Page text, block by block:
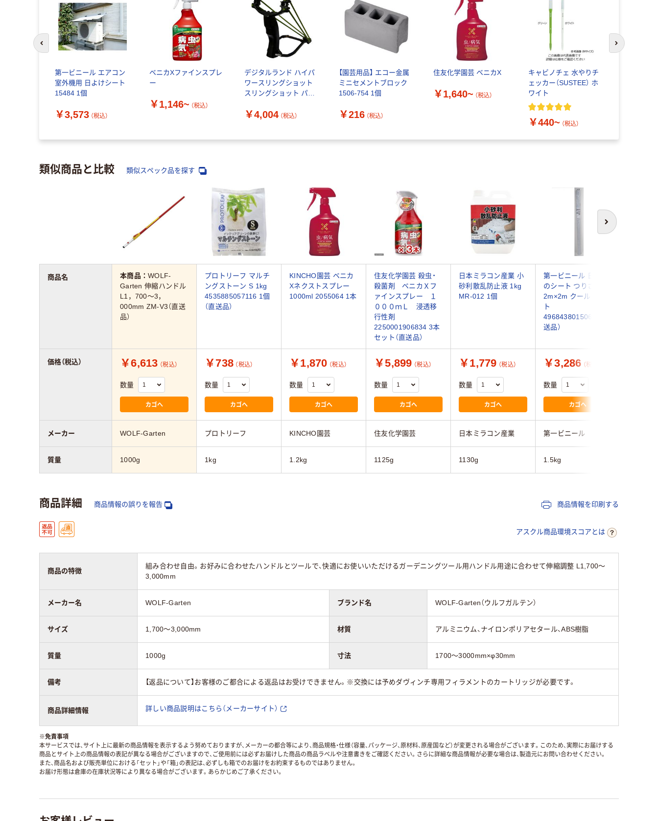
第一ビニール エアコン
室外機用 日よけシート
15484 1個
￥3,573 （税込）
ベニカXファインスプレ
ー
￥1,146~ （税込）
デジタルランド ハイパ
ワースリングショット
スリングショット パチ
対策 DL-80221 1個（直
￥4,004 （税込）
【園芸用品】 エコー金属
ミニセメントブロック
1506-754 1個
￥216 （税込）
住友化学園芸 ベニカX
￥1,640~ （税込）
キャビノチェ 水やりチ
ェッカー（SUSTEE） ホ
ワイト
￥440~ （税込）
前のスライドへ 次のスライド
類似商品と比較 類似スペック品を探す
次へ
本商品：WOLF-
Garten 伸縮ハンドル
L1，700～3，
000mm ZM-V3（直送
品）
プロトリーフ マルチ
ングストーン S 1kg
4535885057116 1個
（直送品）
KINCHO園芸 ベニカ
Xネクストスプレー
1000ml 2055064 1本
住友化学園芸 殺虫・
殺菌剤 ベニカＸフ
ァインスプレー １
０００ｍＬ 浸透移
行性剤
2250001906834 3本
セット（直送品）
日本ミラコン産業 小
砂利散乱防止液 1kg
MR-012 1個
第一ビニール 日よけ
のシート つりさげ
2m×2m クールホワイ
ト
4968438015064（直
送品）
￥6,613 （税込）
数量
カゴへ
￥738 （税込）
数量
カゴへ
￥1,870 （税込）
数量
カゴへ
￥5,899 （税込）
数量
カゴへ
￥1,779 （税込）
数量
カゴへ
￥3,286 （税込）
数量
カゴへ
WOLF-Garten プロトリーフ KINCHO園芸 住友化学園芸 日本ミラコン産業 第一ビニール
1000g 1kg 1.2kg 1125g 1130g 1.5kg
商品名
価格（税込）
メーカー
質量
商品詳細 商品情報の誤りを報告 商品情報を印刷する
アスクル商品環境スコアとは
商品の特徴
組み合わせ自由。お好みに合わせたハンドルとツールで、快適にお使いいただけるガーデニングツール用ハンドル用途に合わせて伸縮調整 L1,700～
3,000mm
メーカー名 WOLF-Garten ブランド名 WOLF-Garten（ウルフガルテン）
サイズ 1,700～3,000mm 材質 アルミニウム、ナイロンポリアセタール、ABS樹脂
質量 1000g 寸法 1700～3000mm×φ30mm
備考 【返品について】お客様のご都合による返品はお受けできません。※交換には予めダヴィンチ専用フィラメントのカートリッジが必要です。
商品詳細情報 詳しい商品説明はこちら（メーカーサイト）
※免責事項
本サービスでは、サイト上に最新の商品情報を表示するよう努めておりますが、メーカーの都合等により、商品規格・仕様（容量、パッケージ、原材料、原産国など）が変更される場合がございます。このため、実際にお届けする
商品とサイト上の商品情報の表記が異なる場合がございますので、ご使用前には必ずお届けした商品の商品ラベルや注意書きをご確認ください。さらに詳細な商品情報が必要な場合は、製造元にお問い合わせください。
また、商品名および販売単位における「セット」や「箱」の表記は、必ずしも箱でのお届けをお約束するものではありません。
お届け形態は倉庫の在庫状況等により異なる場合がございます。あらかじめご了承ください。